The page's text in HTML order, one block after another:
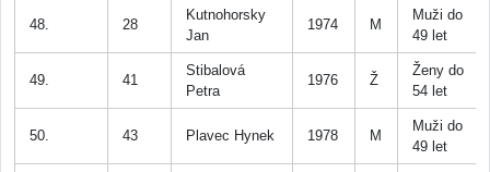
48. 28
Kutnohorsky
Jan
1974 M
Muži do
49 let
49. 41
Stibalová
Petra
1976 Ž
Ženy do
54 let
50. 43 Plavec Hynek 1978 M
Muži do
49 let